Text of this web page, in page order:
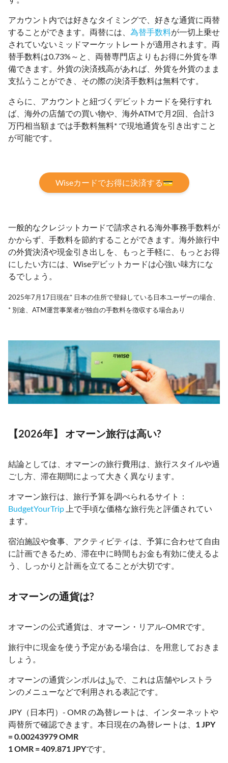
アカウント内では好きなタイミングで、好きな通貨に両替
することができます。両替には、 為替手数料が一切上乗せ
されていないミッドマーケットレートが適用されます。両
替手数料は0.73%～と、両替専門店よりもお得に外貨を準
備できます。外貨の決済残高があれば、外貨を外貨のまま
支払うことができ、その際の決済手数料は無料です。
さらに、アカウントと紐づくデビットカードを発行すれ
ば、海外の店舗での買い物や、海外ATMで月2回、合計3
万円相当額までは手数料無料* で現地通貨を引き出すこと
が可能です。
Wiseカードでお得に決済する💳
一般的なクレジットカードで請求される海外事務手数料が
かからず、手数料を節約することができます。海外旅行中
の外貨決済や現金引き出しを、もっと手軽に、もっとお得
にしたい方には、Wiseデビットカードは心強い味方にな
るでしょう。
2025年7月17日現在* 日本の住所で登録している日本ユーザーの場合、
* 別途、ATM運営事業者が独自の手数料を徴収する場合あり
【2026年】 オマーン旅行は高い?
結論としては、オマーンの旅行費用は、旅行スタイルや過
ごし方、滞在期間によって大きく異なります。
オマーン旅行は、旅行予算を調べられるサイト：
BudgetYourTrip 上で手頃な価格な旅行先と評価されてい
ます。
宿泊施設や食事、アクティビティは、予算に合わせて自由
に計画できるため、滞在中に時間もお金も有効に使えるよ
う、しっかりと計画を立てることが大切です。
オマーンの通貨は?
オマーンの公式通貨は、オマーン・リアル-OMRです。
旅行中に現金を使う予定がある場合は、を用意しておきま
しょう。
オマーンの通貨シンボルは﷼で、これは店舗やレストラ
ンのメニューなどで利用される表記です。
JPY（日本円）- OMR の為替レートは、インターネットや
両替所で確認できます。本日現在の為替レートは、 1 JPY
= 0.00243979 OMR
1 OMR = 409.871 JPYです。